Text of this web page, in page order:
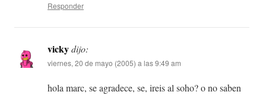
Responder
vickydijo:
viernes, 20 de mayo (2005) a las 9:49 am
hola marc, se agradece, se, ireis al soho? o no saben